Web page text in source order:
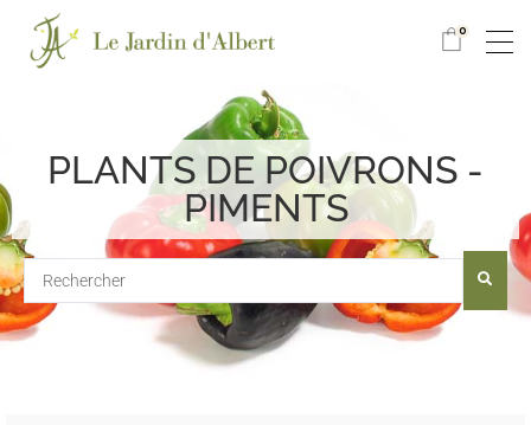
0
PLANTS DE POIVRONS -
PIMENTS